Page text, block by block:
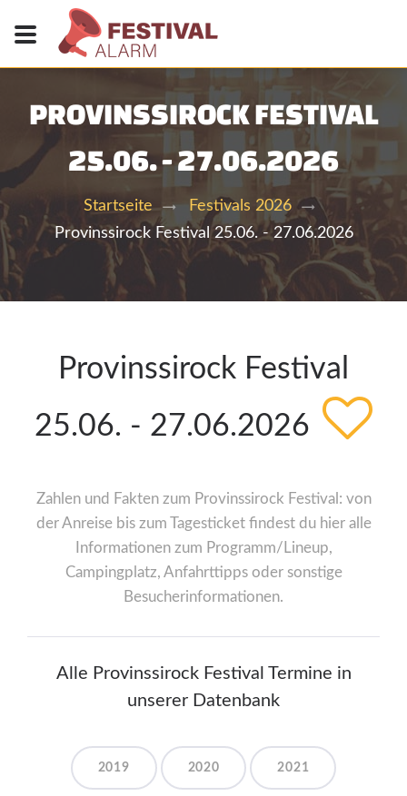
PROVINSSIROCK FESTIVAL
25.06. - 27.06.2026
Startseite
Festivals 2026
Provinssirock Festival 25.06. - 27.06.2026
Provinssirock Festival
25.06. - 27.06.2026
Zahlen und Fakten zum Provinssirock Festival: von
der Anreise bis zum Tagesticket findest du hier alle
Informationen zum Programm/Lineup,
Campingplatz, Anfahrttipps oder sonstige
Besucherinformationen.
Alle Provinssirock Festival Termine in
unserer Datenbank
2019 2020 2021